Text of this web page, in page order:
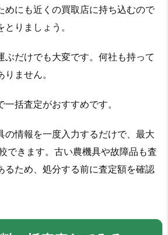
めにも近くの買取店に持ち込むので
りましょう。
ぶだけでも大変です。何社も持って
ません。
括査定がおすすめです。
の情報を一度入力するだけで、最大
できます。古い農機具や故障品も査
るため、処分する前に査定額を確認